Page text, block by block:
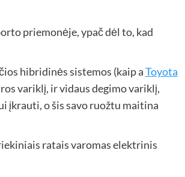
priemonėje, ypač dėl to, kad
hibridinės sistemos (kaip aToyota
variklį, ir vidaus degimo variklį,
įkrauti, o šis savo ruožtu maitina
ratais varomas elektrinis